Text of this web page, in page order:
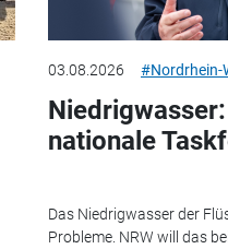
03.08.2026 #Nordrhein-
nationale
Das Niedrigwasser der
Probleme. NRW will das